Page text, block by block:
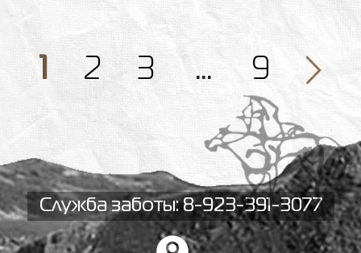
2 3 … 9
Служба заботы: 8-923-391-3077